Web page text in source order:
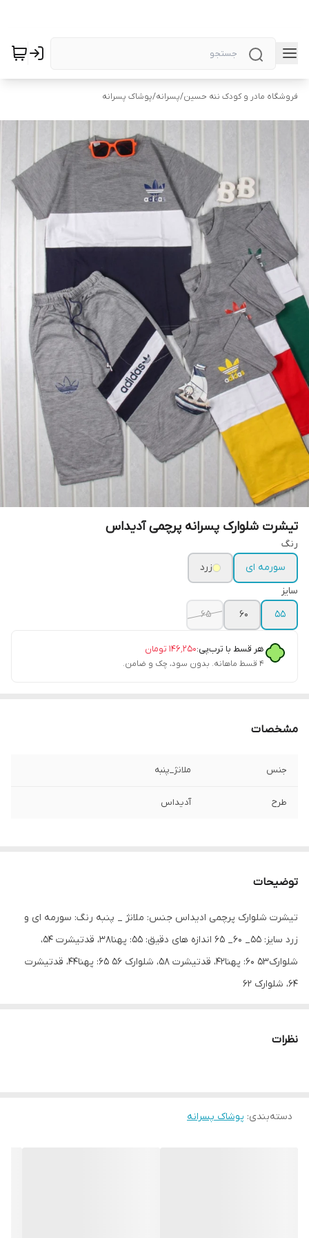
فروشگاه مادر و کودک ننه حسین/پسرانه/پوشاک پسرانه
تیشرت شلوارک پسرانه پرچمی آدیداس
رنگ
سورمه ای
زرد
سایز
۵۵
۶۰ ۶۵
هر قسط با ترب‌پی:۱۴۶٬۲۵۰ تومان
۴ قسط ماهانه. بدون سود، چک و ضامن.
مشخصات
جنس ملانژ_پنبه
طرح آدیداس
توضیحات
تیشرت شلوارک پرچمی ادیداس جنس: ملانژ _ پنبه رنگ: سورمه ای و
زرد سایز: ۵۵_ ۶۰_ ۶۵ اندازه های دقیق: ۵۵: پهنا۳۸، قدتیشرت ۵۴،
شلوارک۵۳ ۶۰: پهنا۴۲، قدتیشرت ۵۸، شلوارک ۵۶ ۶۵: پهنا۴۴، قدتیشرت
۶۴، شلوارک ۶۲
نظرات
دسته‌بندی: پوشاک پسرانه